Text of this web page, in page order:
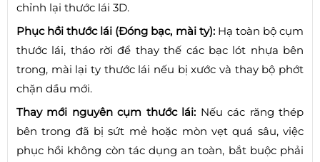
chỉnh lại thước lái 3D.
Phục hồi thước lái (Đóng bạc, mài ty):Hạ toàn bộ cụm
thước lái, tháo rời để thay thế các bạc lót nhựa bên
trong, mài lại ty thước lái nếu bị xước và thay bộ phớt
chặn dầu mới.
Thay mới nguyên cụm thước lái: Nếu các răng thép
bên trong đã bị sứt mẻ hoặc mòn vẹt quá sâu, việc
phục hồi không còn tác dụng an toàn, bắt buộc phải